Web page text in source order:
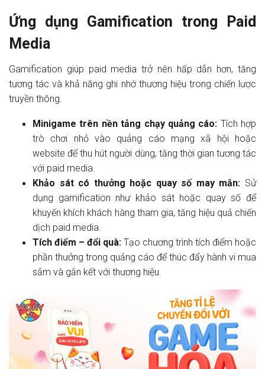
Ứng dụng Gamification trong Paid
Media
Gamification giúp paid media trở nên hấp dẫn hơn, tăng
tương tác và khả năng ghi nhớ thương hiệu trong chiến lược
truyền thông.
Minigame trên nền tảng chạy quảng cáo: Tích hợp
trò chơi nhỏ vào quảng cáo mạng xã hội hoặc
website để thu hút người dùng, tăng thời gian tương tác
với paid media.
Khảo sát có thưởng hoặc quay số may mắn: Sử
dụng gamification như khảo sát hoặc quay số để
khuyến khích khách hàng tham gia, tăng hiệu quả chiến
dịch paid media.
Tích điểm – đổi quà: Tạo chương trình tích điểm hoặc
phần thưởng trong quảng cáo để thúc đẩy hành vi mua
sắm và gắn kết với thương hiệu.